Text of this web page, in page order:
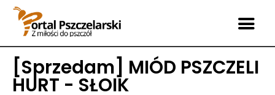
[Sprzedam] MIÓD PSZCZELI
HURT - SŁOIK